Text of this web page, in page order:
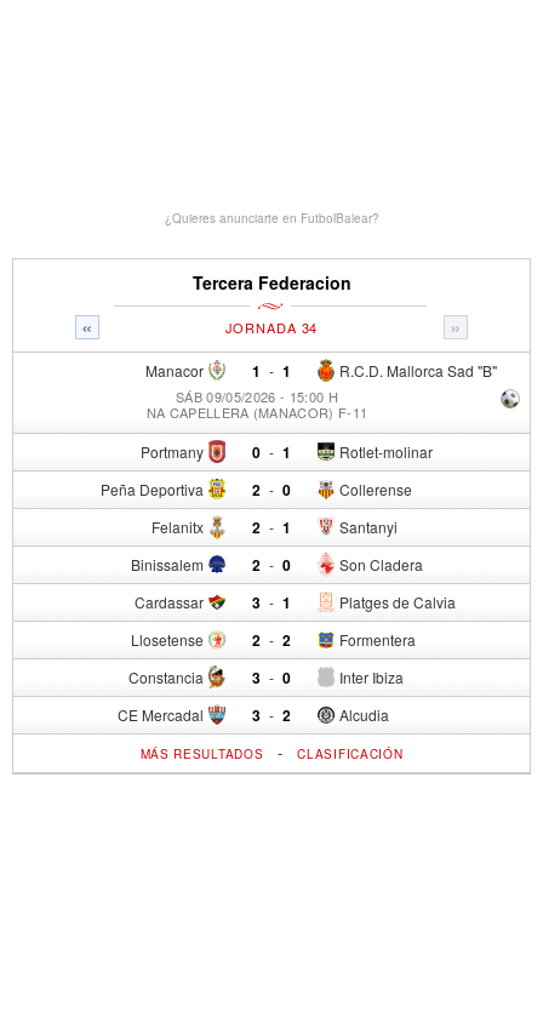
¿Quieres anunciarte en FutbolBalear?
Tercera Federacion
« »
JORNADA 34
Manacor 1 - R.C.D. Mallorca Sad "B"
1
SÁB 09/05/2026 - 15:00 H
NA CAPELLERA (MANACOR) F-11
Portmany 0 - Rotlet-molinar
1
Peña Deportiva 2 - Collerense
0
Felanitx 2 - Santanyi
1
Binissalem 2 - Son Cladera
0
Cardassar 3 - Platges de Calvia
1
Llosetense 2 - Formentera
2
Constancia 3 - Inter Ibiza
0
CE Mercadal 3 - Alcudia
2
MÁS RESULTADOS -CLASIFICACIÓN